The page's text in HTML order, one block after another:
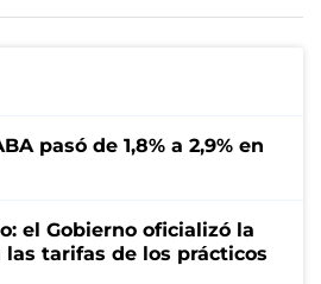
pasó de 1,8% a 2,9% en
el Gobierno oficializó la
las tarifas de los prácticos